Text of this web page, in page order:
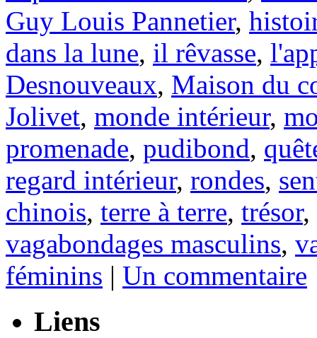
Guy Louis Pannetier,
dans la lune, il rêvasse,
Desnouveaux, Maison du
Jolivet, monde intérieur,
promenade, pudibond,
regard intérieur, rondes,
chinois, terre à terre, trésor,
vagabondages masculins,
féminins | Un commentaire
Liens